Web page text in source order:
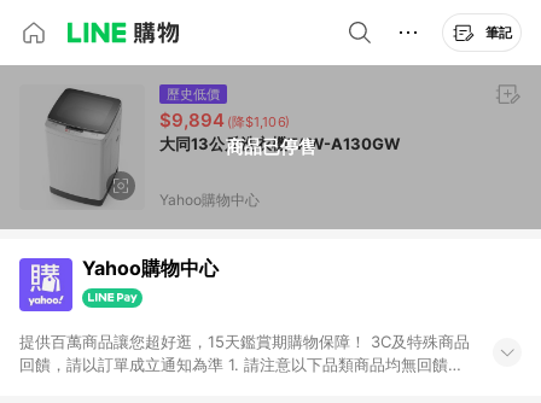
筆記
商品已停售
歷史低價
$9,894 (降$1,106)
大同13公斤洗衣機TAW-A130GW
Yahoo購物中心
Yahoo購物中心
提供百萬商品讓您超好逛，15天鑑賞期購物保障！ 3C及特殊商品
回饋，請以訂單成立通知為準 1. 請注意以下品類商品均無回饋：